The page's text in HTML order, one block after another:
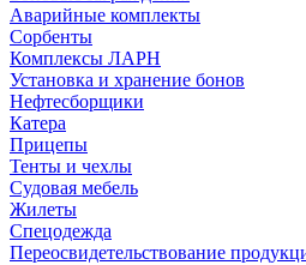
Аварийные комплекты
Сорбенты
Комплексы ЛАРН
Установка и хранение бонов
Нефтесборщики
Катера
Прицепы
Тенты и чехлы
Судовая мебель
Жилеты
Спецодежда
Переосвидетельствование